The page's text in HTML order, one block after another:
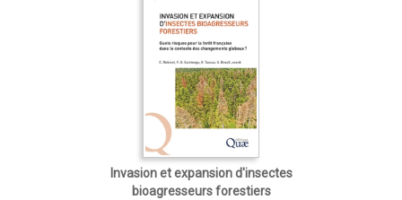
Invasion et expansion d'insectes
bioagresseurs forestiers